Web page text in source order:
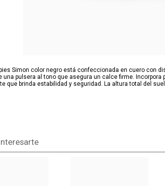
Simon color negro está confeccionada en cuero con
pulsera al tono que asegura un calce firme.
que brinda estabilidad y seguridad. La altura total del